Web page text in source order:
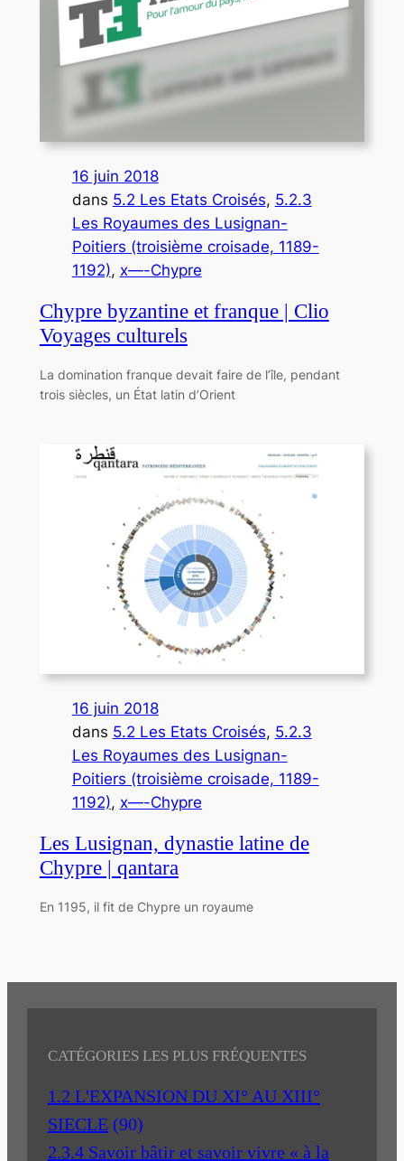
16 juin 2018
dans 5.2 Les Etats Croisés, 5.2.3
Les Royaumes des Lusignan-
Poitiers (troisième croisade, 1189-
1192), x—-Chypre
Chypre byzantine et franque | Clio
Voyages culturels
La domination franque devait faire de l’île, pendant
trois siècles, un État latin d’Orient
16 juin 2018
dans 5.2 Les Etats Croisés, 5.2.3
Les Royaumes des Lusignan-
Poitiers (troisième croisade, 1189-
1192), x—-Chypre
Les Lusignan, dynastie latine de
Chypre | qantara
En 1195, il fit de Chypre un royaume
CATÉGORIES LES PLUS FRÉQUENTES
1.2 L'EXPANSION DU XI° AU XIII°
SIECLE (90)
2.3.4 Savoir bâtir et savoir vivre « à la